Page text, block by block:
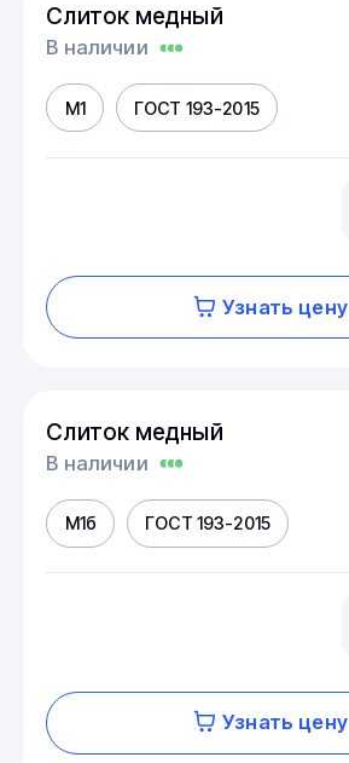
Слиток медный
В наличии
М1 ГОСТ 193-2015
Узнать цену
Слиток медный
В наличии
М1б ГОСТ 193-2015
Узнать цену